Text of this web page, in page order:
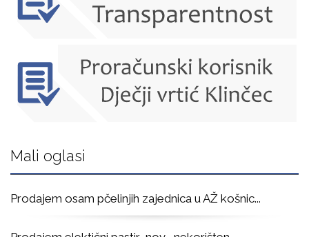
Mali oglasi
Prodajem osam pčelinjih zajednica u AŽ košnic...